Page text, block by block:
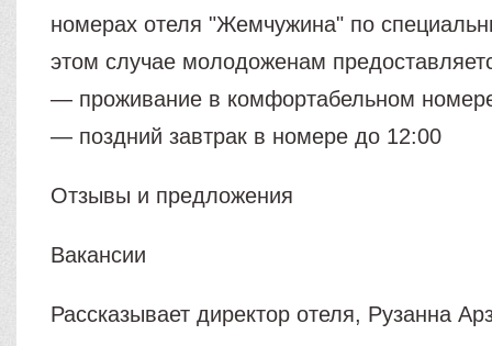
номерах отеля "Жемчужина" по
этом случае молодоженам
— проживание в комфортабельном
— поздний завтрак в номере до 12:00
Отзывы и предложения
Вакансии
Рассказывает директор отеля, Рузанна